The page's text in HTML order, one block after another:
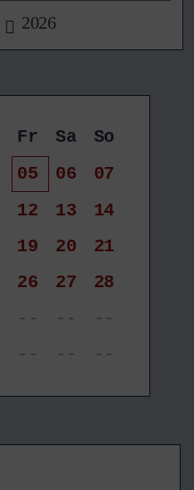
2026
Fr Sa
So
05 06
07
12 13
14
19 20
21
26 27
28
-- --
--
-- -- --